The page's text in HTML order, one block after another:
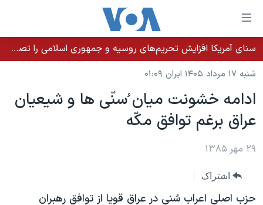
لینکهای
قابل
دسترسی
جهش
محتوای
اصلی
جهش
به
اصلی
جهش
خانه
نسخه سبک وب‌سایت
موضوع ها
ایران
آمریکا
برنامه های تلویزیونی
جدول برنامه ها
صفحه‌های ویژه
سنای آمریکا افزایش تحریم‌های روسیه و جمهوری اسلامی را تصویب کرد؛ زلنسکی از این اقدام تشکر کرد
شنبه ۱۷ مرداد ۱۴۰۵ ایران ۰۱:۰۹
ادامه خشونت ميان ُسنّی ها و شيعيان
عراق برغم توافق مکّه
۲۹ مهر ۱۳۸۵
اشتراک
حزب اصلی اعراب سُنی در عراق قويا از توافق رهبران